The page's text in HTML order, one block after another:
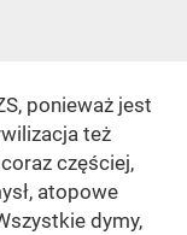
ponieważ jest
też
częściej,
atopowe
dymy,